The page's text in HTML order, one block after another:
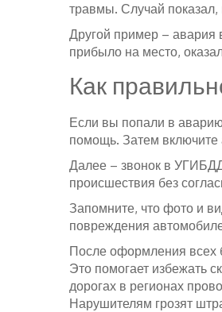
травмы. Случай показал,
Другой пример – авария
прибыло на место,
Как
Если вы попали в
помощь. Затем включите
Далее – звонок в УГИБДД
происшествия без
Запомните, что фото и
повреждения
После оформления всех
Это помогает избежать
дорогах в регионах
Нарушителям грозят